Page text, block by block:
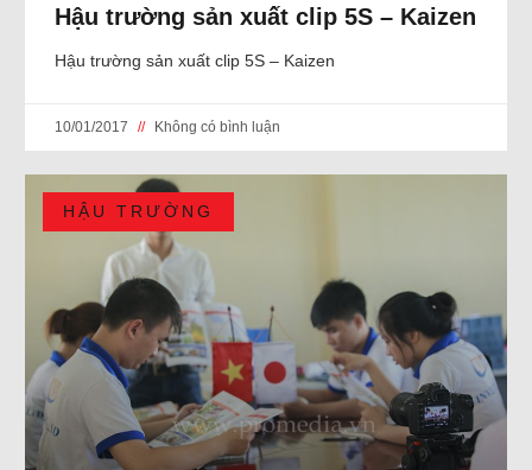
Hậu trường sản xuất clip 5S – Kaizen
Hậu trường sản xuất clip 5S – Kaizen
10/01/2017 Không có bình luận
HẬU TRƯỜNG